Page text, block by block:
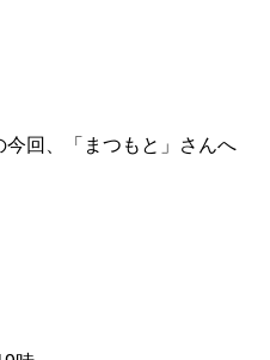
回、「まつもと」さんへ